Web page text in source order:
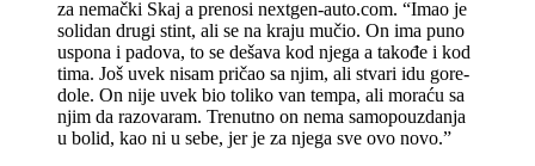
za nemački Skaj a prenosi nextgen-auto.com. “Imao je
solidan drugi stint, ali se na kraju mučio. On ima puno
uspona i padova, to se dešava kod njega a takođe i kod
tima. Još uvek nisam pričao sa njim, ali stvari idu gore-
dole. On nije uvek bio toliko van tempa, ali moraću sa
njim da razovaram. Trenutno on nema samopouzdanja
u bolid, kao ni u sebe, jer je za njega sve ovo novo.”